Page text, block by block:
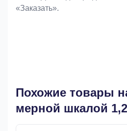
«Заказать».
Похожие товары
мерной шкалой